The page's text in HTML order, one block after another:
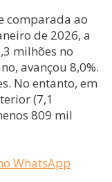
comparada ao
de 2026, a
milhões no
avançou 8,0%.
No entanto, em
(7,1
809 mil
WhatsApp